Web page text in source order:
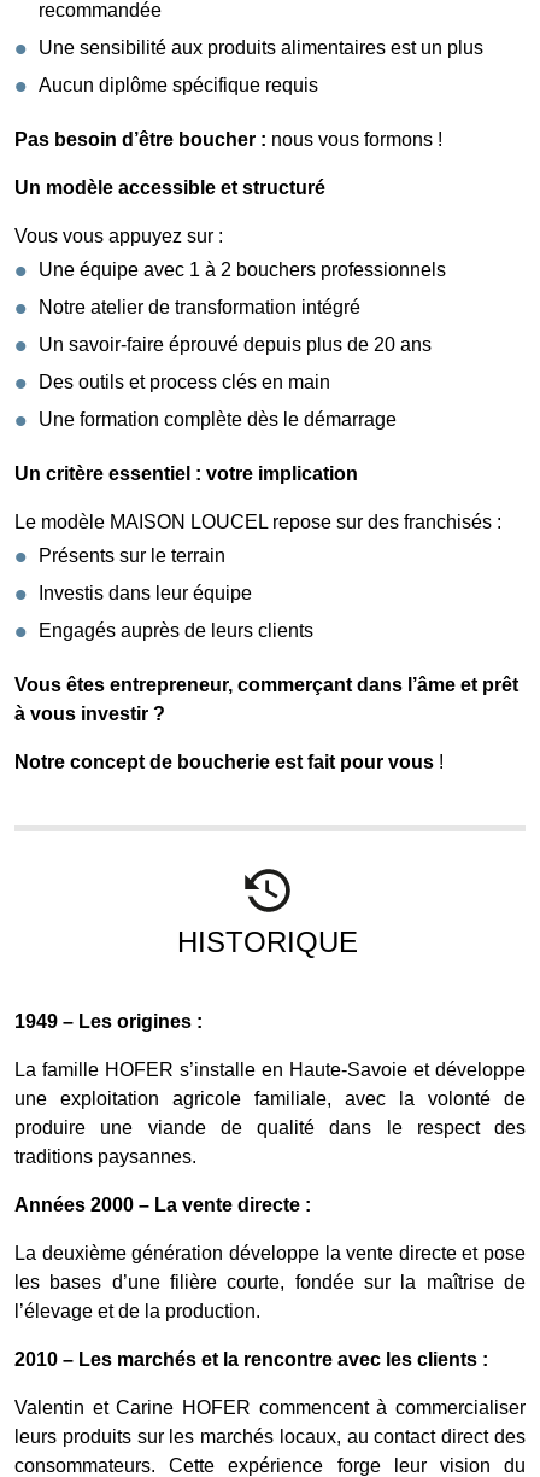
recommandée
Une sensibilité aux produits alimentaires est un plus
Aucun diplôme spécifique requis
Pas besoin d’être boucher : nous vous formons !
Un modèle accessible et structuré
Vous vous appuyez sur :
Une équipe avec 1 à 2 bouchers professionnels
Notre atelier de transformation intégré
Un savoir-faire éprouvé depuis plus de 20 ans
Des outils et process clés en main
Une formation complète dès le démarrage
Un critère essentiel : votre implication
Le modèle MAISON LOUCEL repose sur des franchisés :
Présents sur le terrain
Investis dans leur équipe
Engagés auprès de leurs clients
Vous êtes entrepreneur, commerçant dans l’âme et prêt
à vous investir ?
Notre concept de boucherie est fait pour vous !
HISTORIQUE
1949 – Les origines :
La famille HOFER s’installe en Haute-Savoie et développe
une exploitation agricole familiale, avec la volonté de
produire une viande de qualité dans le respect des
traditions paysannes.
Années 2000 – La vente directe :
La deuxième génération développe la vente directe et pose
les bases d’une filière courte, fondée sur la maîtrise de
l’élevage et de la production.
2010 – Les marchés et la rencontre avec les clients :
Valentin et Carine HOFER commencent à commercialiser
leurs produits sur les marchés locaux, au contact direct des
consommateurs. Cette expérience forge leur vision du